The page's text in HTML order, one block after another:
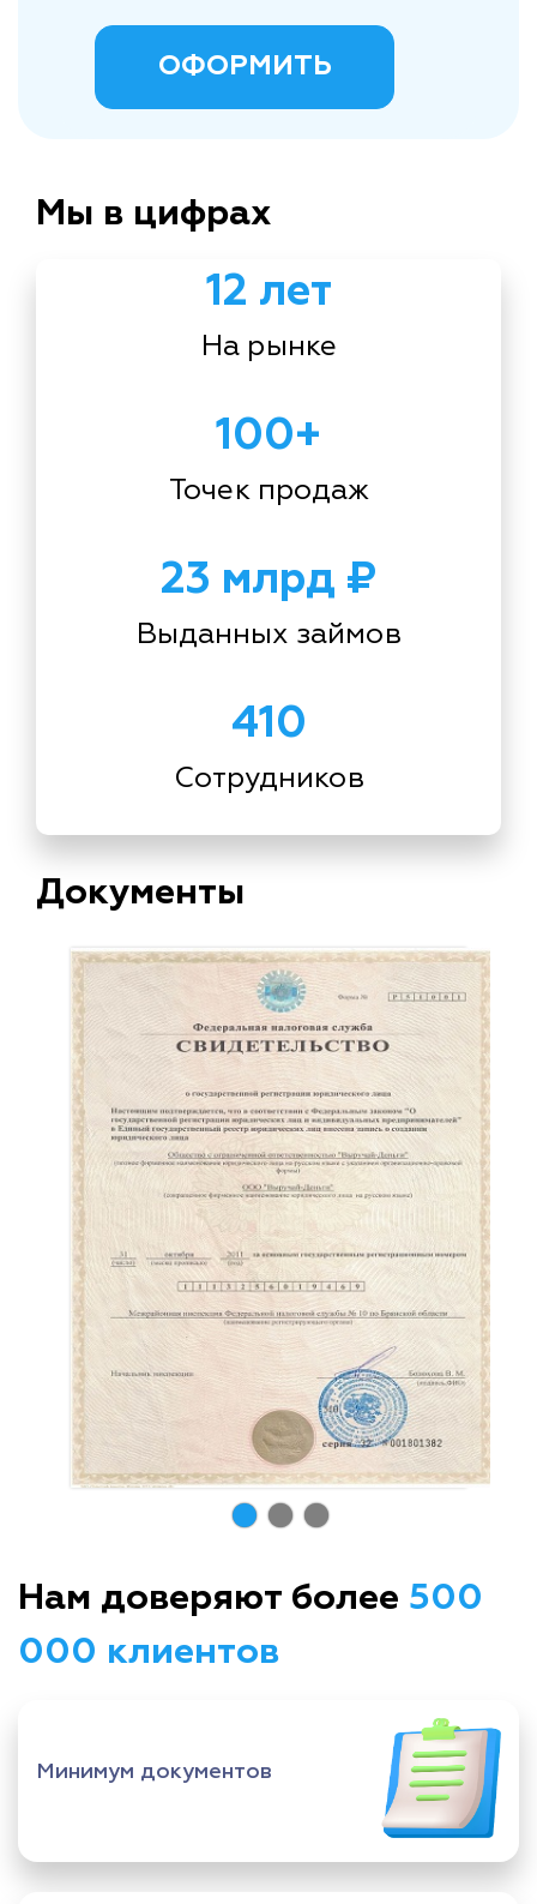
ОФОРМИТЬ
Мы в цифрах
12 лет
На рынке
100+
Точек продаж
23 млрд ₽
Выданных займов
410
Сотрудников
Документы
Нам доверяют более 500
000 клиентов
Минимум документов